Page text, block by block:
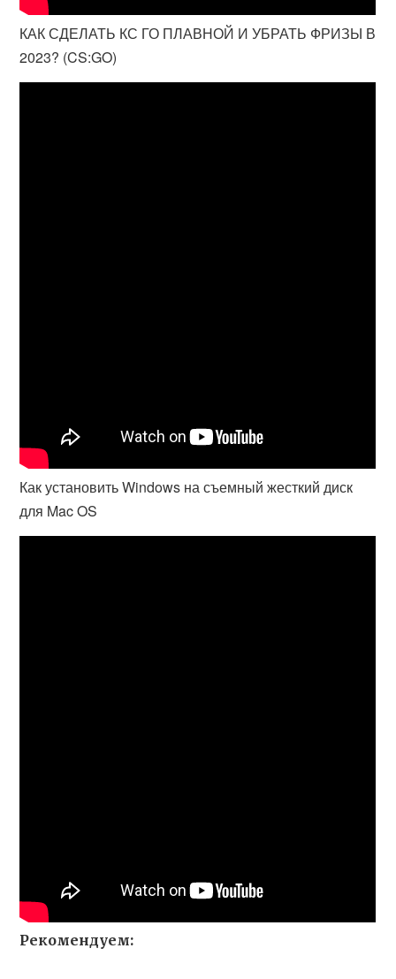
КАК СДЕЛАТЬ КС ГО ПЛАВНОЙ И УБРАТЬ ФРИЗЫ В
2023? (CS:GO)
Как установить Windows на съемный жесткий диск
для Mac OS
Рекомендуем: